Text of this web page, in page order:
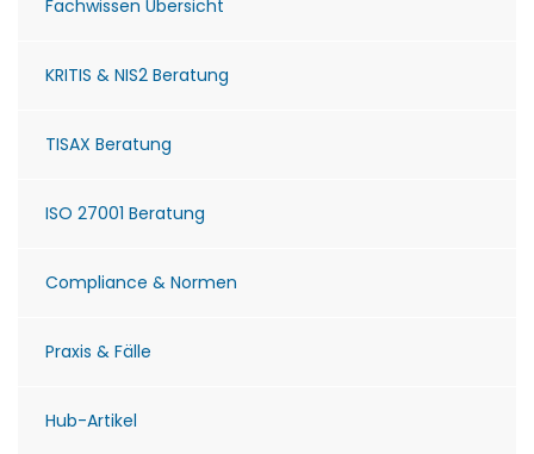
Fachwissen Übersicht
KRITIS & NIS2 Beratung
TISAX Beratung
ISO 27001 Beratung
Compliance & Normen
Praxis & Fälle
Hub-Artikel